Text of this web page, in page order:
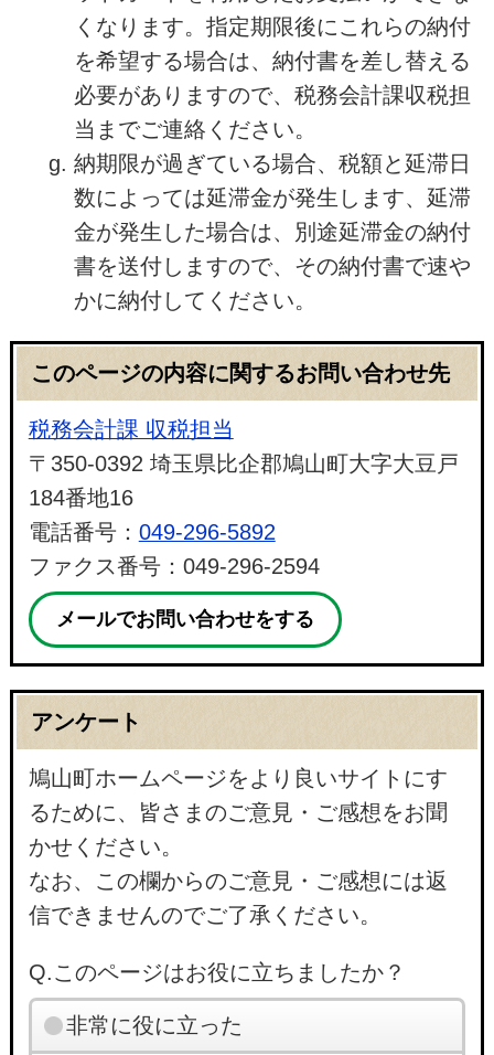
くなります。指定期限後にこれらの納付
を希望する場合は、納付書を差し替える
必要がありますので、税務会計課収税担
当までご連絡ください。
納期限が過ぎている場合、税額と延滞日
数によっては延滞金が発生します、延滞
金が発生した場合は、別途延滞金の納付
書を送付しますので、その納付書で速や
かに納付してください。
このページの内容に関するお問い合わせ先
税務会計課 収税担当
〒350-0392 埼玉県比企郡鳩山町大字大豆戸
184番地16
電話番号： 049-296-5892
ファクス番号：049-296-2594
メールでお問い合わせをする
アンケート
鳩山町ホームページをより良いサイトにす
るために、皆さまのご意見・ご感想をお聞
かせください。
なお、この欄からのご意見・ご感想には返
信できませんのでご了承ください。
Q.このページはお役に立ちましたか？
非常に役に立った